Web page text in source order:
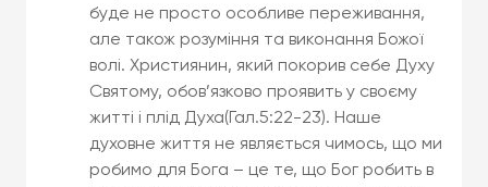
буде не просто особливе переживання,
але також розуміння та виконання Божої
волі. Християнин, який покорив себе Духу
Святому, обов’язково проявить у своєму
житті і плід Духа(Гал.5:22-23). Наше
духовне життя не являється чимось, що ми
робимо для Бога – це те, що Бог робить в